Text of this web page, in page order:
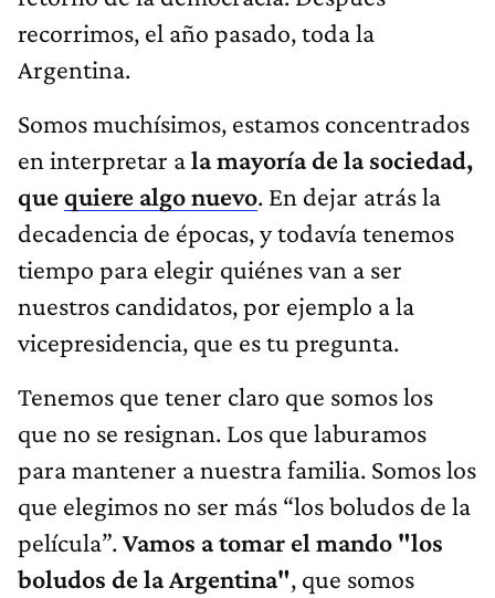
recorrimos, el año pasado, toda la
Argentina.
Somos muchísimos, estamos concentrados
en interpretar ala mayoría de la sociedad,
que quiere algo nuevo. En dejar atrás la
decadencia de épocas, y todavía tenemos
tiempo para elegir quiénes van a ser
nuestros candidatos, por ejemplo a la
vicepresidencia, que es tu pregunta.
Tenemos que tener claro que somos los
que no se resignan. Los que laburamos
para mantener a nuestra familia. Somos los
que elegimos no ser más “los boludos de la
película”.Vamos a tomar el mando "los
boludos de la Argentina", que somos